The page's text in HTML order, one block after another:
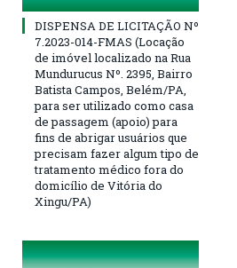
DISPENSA DE LICITAÇÃO Nº
7.2023-014-FMAS (Locação
de imóvel localizado na Rua
Mundurucus Nº. 2395, Bairro
Batista Campos, Belém/PA,
para ser utilizado como casa
de passagem (apoio) para
fins de abrigar usuários que
precisam fazer algum tipo de
tratamento médico fora do
domicílio de Vitória do
Xingu/PA)